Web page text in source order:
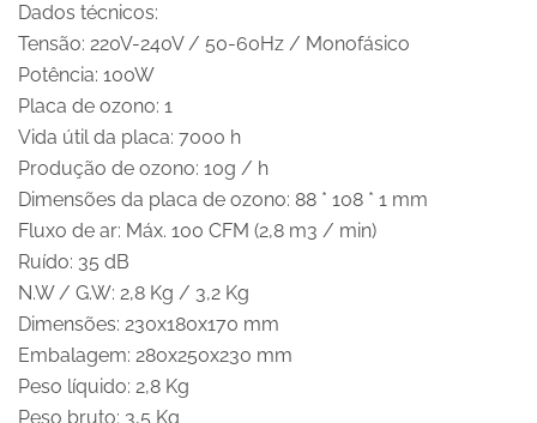
Dados técnicos:
Tensão: 220V-240V / 50-60Hz / Monofásico
Potência: 100W
Placa de ozono: 1
Vida útil da placa: 7000 h
Produção de ozono: 10g / h
Dimensões da placa de ozono: 88 * 108 * 1 mm
Fluxo de ar: Máx. 100 CFM (2,8 m3 / min)
Ruído: 35 dB
N.W / G.W: 2,8 Kg / 3,2 Kg
Dimensões: 230x180x170 mm
Embalagem: 280x250x230 mm
Peso líquido: 2,8 Kg
Peso bruto: 3,5 Kg